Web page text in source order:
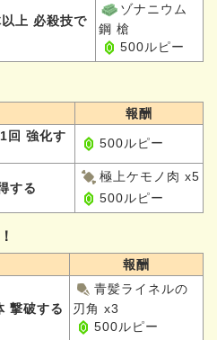
上 必殺技で
ゾナニウム
鋼 槍
500ルピー
報酬
回 強化す
500ルピー
する
極上ケモノ肉 x5
500ルピー
報酬
撃破する
青髪ライネルの
刃角 x3
500ルピー